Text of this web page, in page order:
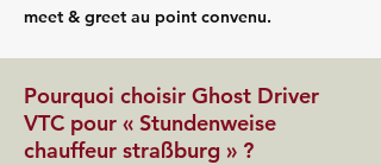
meet & greet au point convenu.
Pourquoi choisir Ghost Driver
VTC pour « Stundenweise
chauffeur straßburg » ?